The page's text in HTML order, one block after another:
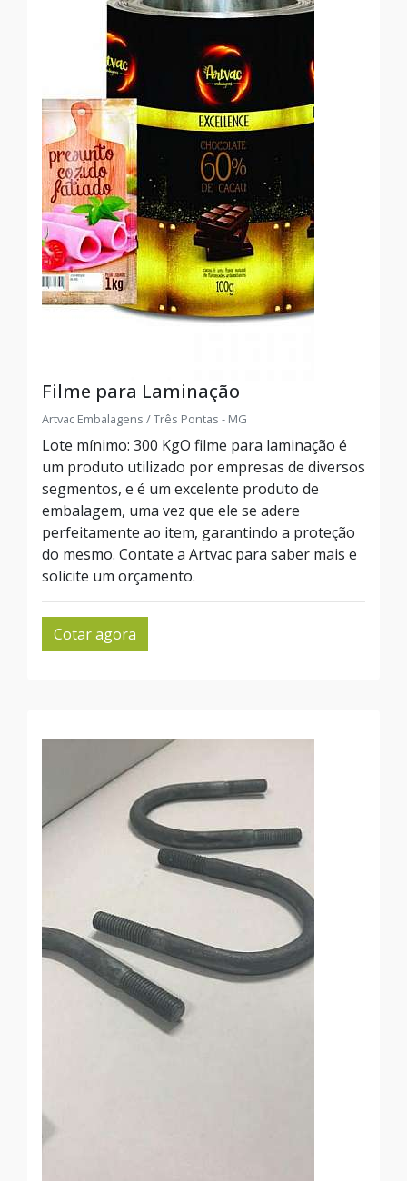
Filme para Laminação
Artvac Embalagens / Três Pontas - MG
Lote mínimo: 300 KgO filme para laminação é
um produto utilizado por empresas de diversos
segmentos, e é um excelente produto de
embalagem, uma vez que ele se adere
perfeitamente ao item, garantindo a proteção
do mesmo. Contate a Artvac para saber mais e
solicite um orçamento.
Cotar agora